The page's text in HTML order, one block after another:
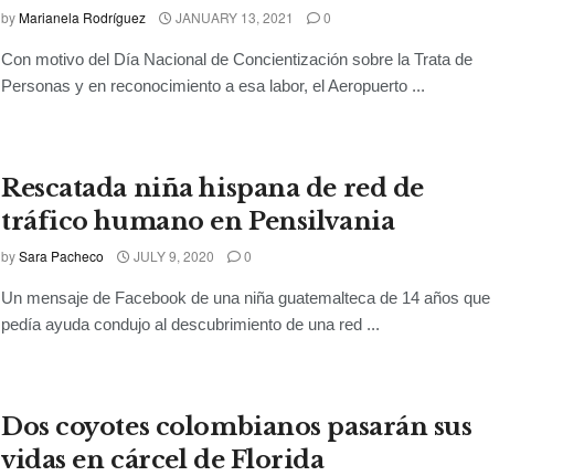
byMarianela Rodríguez JANUARY 13, 2021 0
Con motivo del Día Nacional de Concientización sobre la Trata de
Personas y en reconocimiento a esa labor, el Aeropuerto ...
Rescatada niña hispana de red de
tráfico humano en Pensilvania
bySara Pacheco JULY 9, 2020 0
Un mensaje de Facebook de una niña guatemalteca de 14 años que
pedía ayuda condujo al descubrimiento de una red ...
Dos coyotes colombianos pasarán sus
vidas en cárcel de Florida